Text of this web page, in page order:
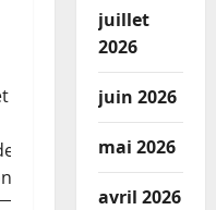
juillet
2026
juin 2026
mai 2026
avril 2026